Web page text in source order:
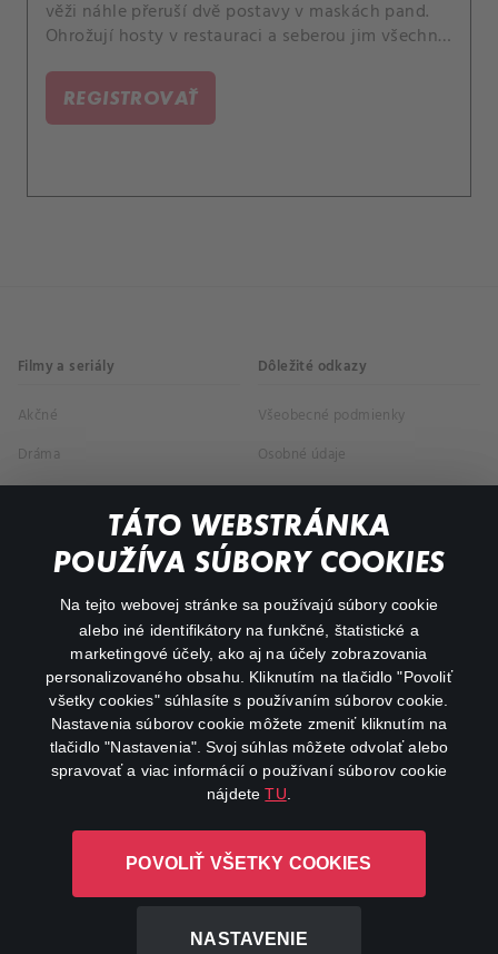
TÁTO WEBSTRÁNKA
POUŽÍVA SÚBORY COOKIES
Na tejto webovej stránke sa používajú súbory cookie
alebo iné identifikátory na funkčné, štatistické a
marketingové účely, ako aj na účely zobrazovania
personalizovaného obsahu. Kliknutím na tlačidlo "Povoliť
všetky cookies" súhlasíte s používaním súborov cookie.
Nastavenia súborov cookie môžete zmeniť kliknutím na
tlačidlo "Nastavenia". Svoj súhlas môžete odvolať alebo
spravovať a viac informácií o používaní súborov cookie
nájdeteTU
POVOLIŤ VŠETKY COOKIES
NASTAVENIE
věži náhle přeruší dvě postavy v maskách pand.
Ohrožují hosty v restauraci a seberou jim všechny
REGISTROVAŤ
Filmy a seriály
Akčné
Dráma
Dôležité odkazy
Všeobecné podmienky
Osobné údaje
O aplikácii Canal+
Canal+ Luxembourg S. à r.l. so sídlom Rue Albert Borschette 4,